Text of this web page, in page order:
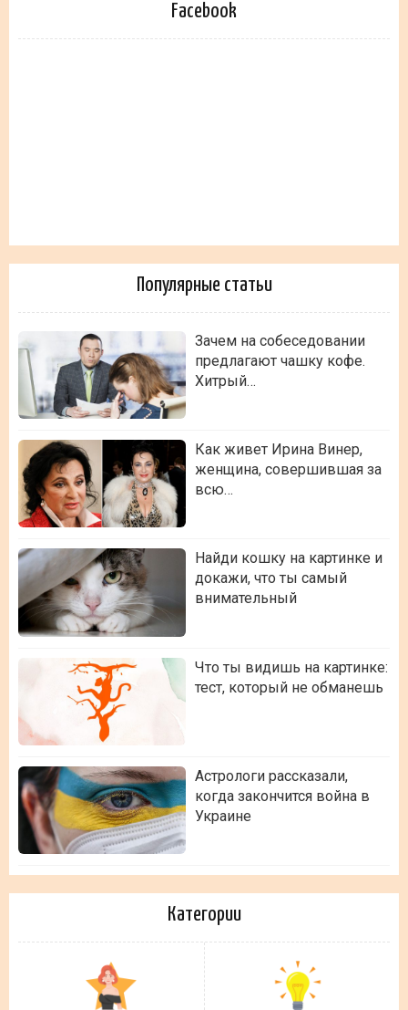
Facebook
Популярные статьи
Зачем на собеседовании
предлагают чашку кофе.
Хитрый…
Как живет Ирина Винер,
женщина, совершившая за
всю…
Найди кошку на картинке и
докажи, что ты самый
внимательный
Что ты видишь на картинке:
тест, который не обманешь
Астрологи рассказали,
когда закончится война в
Украине
Категории